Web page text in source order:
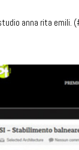
anna rita emili.